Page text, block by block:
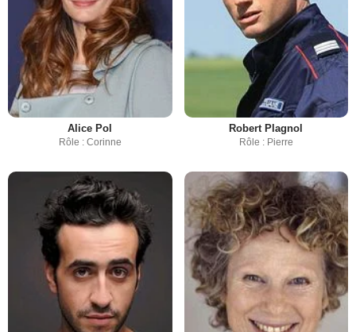
Alice Pol
Rôle : Corinne
Robert Plagnol
Rôle : Pierre